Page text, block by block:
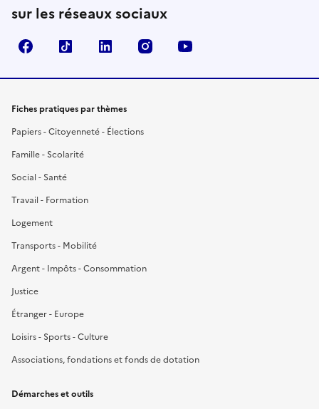
sur les réseaux sociaux
FacebookTikTok LinkedIn Instagram
Fiches pratiques par thèmes
Papiers - Citoyenneté - Élections
Famille - Scolarité
Social - Santé
Travail - Formation
Logement
Transports - Mobilité
Argent - Impôts - Consommation
Justice
Étranger - Europe
Loisirs - Sports - Culture
Associations, fondations et fonds de dotation
Démarches et outils